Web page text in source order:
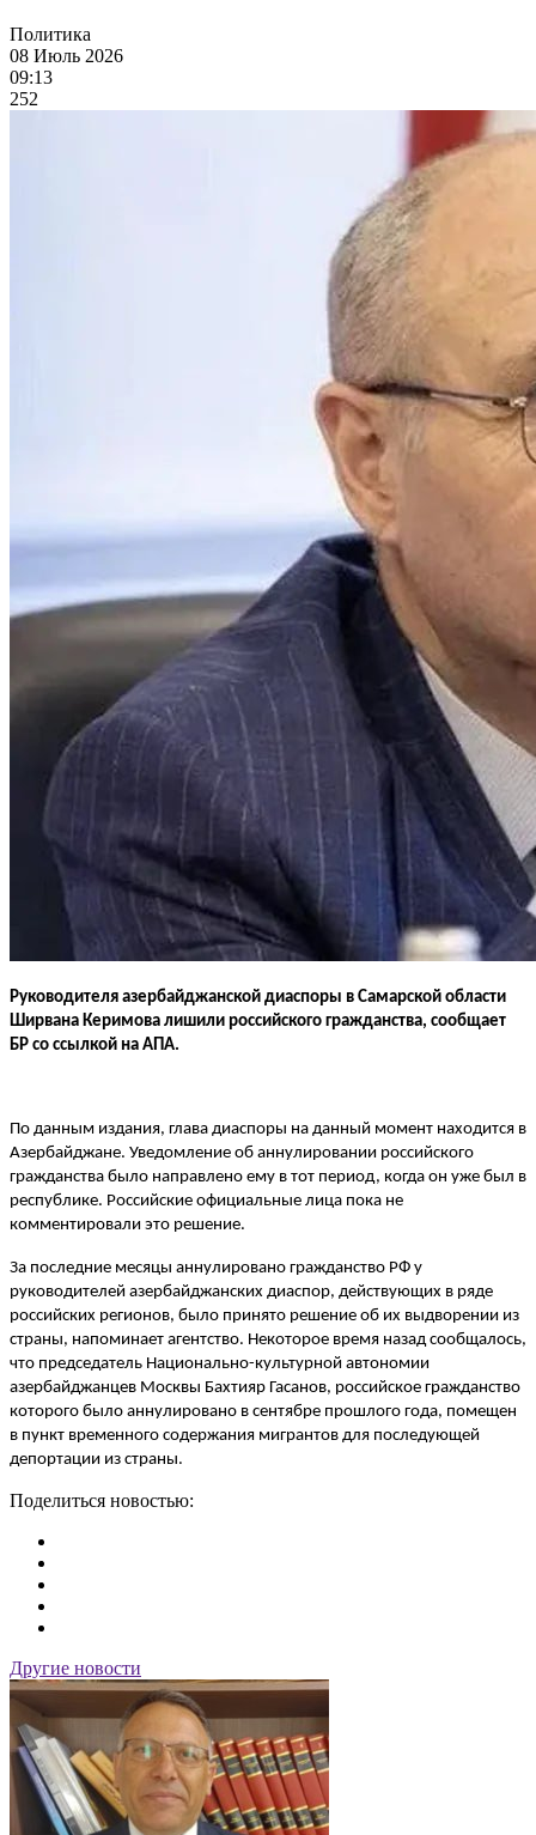
Политика
08 Июль 2026
09:13
252
Руководителя азербайджанской диаспоры в Самарской области
Ширвана Керимова лишили российского гражданства, сообщает
БР со ссылкой на AПА.
По данным издания, глава диаспоры на данный момент находится в
Азербайджане. Уведомление об аннулировании российского
гражданства было направлено ему в тот период, когда он уже был в
республике. Российские официальные лица пока не
комментировали это решение.
За последние месяцы аннулировано гражданство РФ у
руководителей азербайджанских диаспор, действующих в ряде
российских регионов, было принято решение об их выдворении из
страны, напоминает агентство. Некоторое время назад сообщалось,
что председатель Национально-культурной автономии
азербайджанцев Москвы Бахтияр Гасанов, российское гражданство
которого было аннулировано в сентябре прошлого года, помещен
в пункт временного содержания мигрантов для последующей
депортации из страны.
Поделиться новостью:
Другие новости